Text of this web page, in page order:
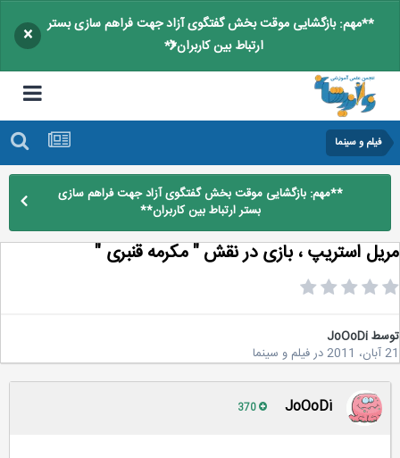
**مهم: بازگشایی موقت بخش گفتگوی آزاد جهت فراهم سازی بستر
ارتباط بین کاربران**
×
فیلم و سینما
**مهم: بازگشایی موقت بخش گفتگوی آزاد جهت فراهم سازی
بستر ارتباط بین کاربران**
استریپ ، بازی در نقش " مکرمه قنبری "
JoOoDi
درفیلم و سینما
JoOoDi